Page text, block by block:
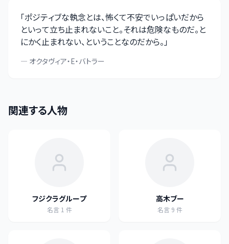
「ポジティブな執念とは、怖くて不安でいっぱいだから
といって立ち止まれないこと。それは危険なものだ。と
にかく止まれない、ということなのだから。」
— オクタヴィア・E・バトラー
関連する人物
フジクラグループ
名言 1 件
高木ブー
名言 9 件